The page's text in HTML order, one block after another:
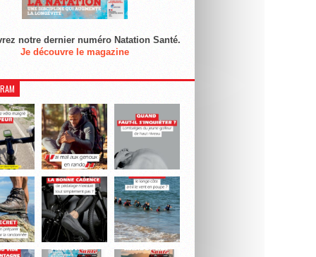
notre dernier numéro Natation Santé.
Je découvre le magazine